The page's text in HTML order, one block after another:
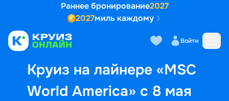
Раннее бронирование2027
2027миль каждому
Войти
Круиз на лайнере «MSC
World America» с 8 мая
Выбор кают Маршрут и